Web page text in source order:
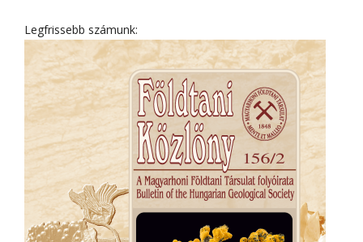
Legfrissebb számunk: